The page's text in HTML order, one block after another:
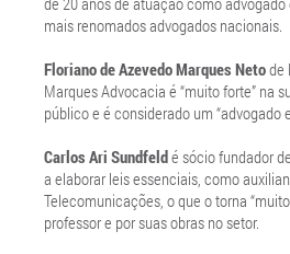
mais renomados advogados nacionais.
Floriano de Azevedo Marques Netode
Marques Advocacia é “muito forte” na
público e é considerado um “advogado
Carlos Ari Sundfeldé sócio fundador
a elaborar leis essenciais, como
Telecomunicações, o que o torna
professor e por suas obras no setor.